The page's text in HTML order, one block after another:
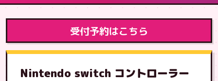
受付予約はこちら
Nintendo switch コントローラー